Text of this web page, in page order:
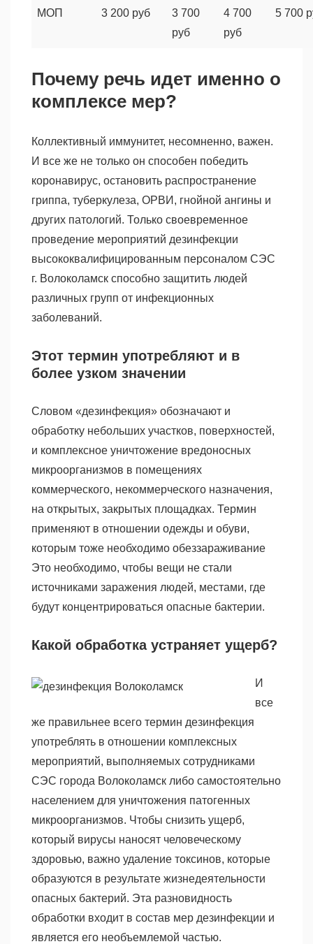
МОП 3 200 руб
3 700
руб
4 700
руб
5 700
Почему речь идет именно о
комплексе мер?
Коллективный иммунитет, несомненно, важен.
И все же не только он способен победить
коронавирус, остановить распространение
гриппа, туберкулеза, ОРВИ, гнойной ангины и
других патологий. Только своевременное
проведение мероприятий дезинфекции
высококвалифицированным персоналом СЭС
г. Волоколамск способно защитить людей
различных групп от инфекционных
заболеваний.
Этот термин употребляют и в
более узком значении
Словом «дезинфекция» обозначают и
обработку небольших участков, поверхностей,
и комплексное уничтожение вредоносных
микроорганизмов в помещениях
коммерческого, некоммерческого назначения,
на открытых, закрытых площадках. Термин
применяют в отношении одежды и обуви,
которым тоже необходимо обеззараживание
Это необходимо, чтобы вещи не стали
источниками заражения людей, местами, где
будут концентрироваться опасные бактерии.
Какой обработка устраняет ущерб?
И
все
же правильнее всего термин дезинфекция
употреблять в отношении комплексных
мероприятий, выполняемых сотрудниками
СЭС города Волоколамск либо самостоятельно
населением для уничтожения патогенных
микроорганизмов. Чтобы снизить ущерб,
который вирусы наносят человеческому
здоровью, важно удаление токсинов, которые
образуются в результате жизнедеятельности
опасных бактерий. Эта разновидность
обработки входит в состав мер дезинфекции и
является его необъемлемой частью.